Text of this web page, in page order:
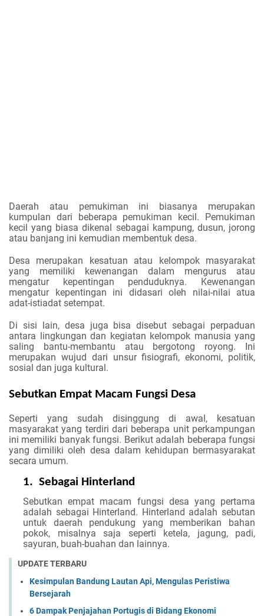
Daerah atau pemukiman ini biasanya merupakan
kumpulan dari beberapa pemukiman kecil. Pemukiman
kecil yang biasa dikenal sebagai kampung, dusun, jorong
atau banjang ini kemudian membentuk desa.
Desa merupakan kesatuan atau kelompok masyarakat
yang memiliki kewenangan dalam mengurus atau
mengatur kepentingan penduduknya. Kewenangan
mengatur kepentingan ini didasari oleh nilai-nilai atua
adat-istiadat setempat.
Di sisi lain, desa juga bisa disebut sebagai perpaduan
antara lingkungan dan kegiatan kelompok manusia yang
saling bantu-membantu atau bergotong royong. Ini
merupakan wujud dari unsur fisiografi, ekonomi, politik,
sosial dan juga kultural.
Sebutkan Empat Macam Fungsi Desa
Seperti yang sudah disinggung di awal, kesatuan
masyarakat yang terdiri dari beberapa unit perkampungan
ini memiliki banyak fungsi. Berikut adalah beberapa fungsi
yang dimiliki oleh desa dalam kehidupan bermasyarakat
secara umum.
1. Sebagai Hinterland
Sebutkan empat macam fungsi desa yang pertama
adalah sebagai Hinterland. Hinterland adalah sebutan
untuk daerah pendukung yang memberikan bahan
pokok, misalnya saja seperti ketela, jagung, padi,
sayuran, buah-buahan dan lainnya.
UPDATE TERBARU
Kesimpulan Bandung Lautan Api, Mengulas Peristiwa
Bersejarah
6 Dampak Penjajahan Portugis di Bidang Ekonomi